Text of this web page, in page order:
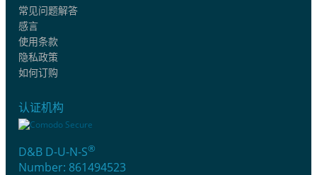
常见问题解答
感言
使用条款
隐私政策
如何订购
认证机构
D&B D-U-N-S®
Number: 861494523